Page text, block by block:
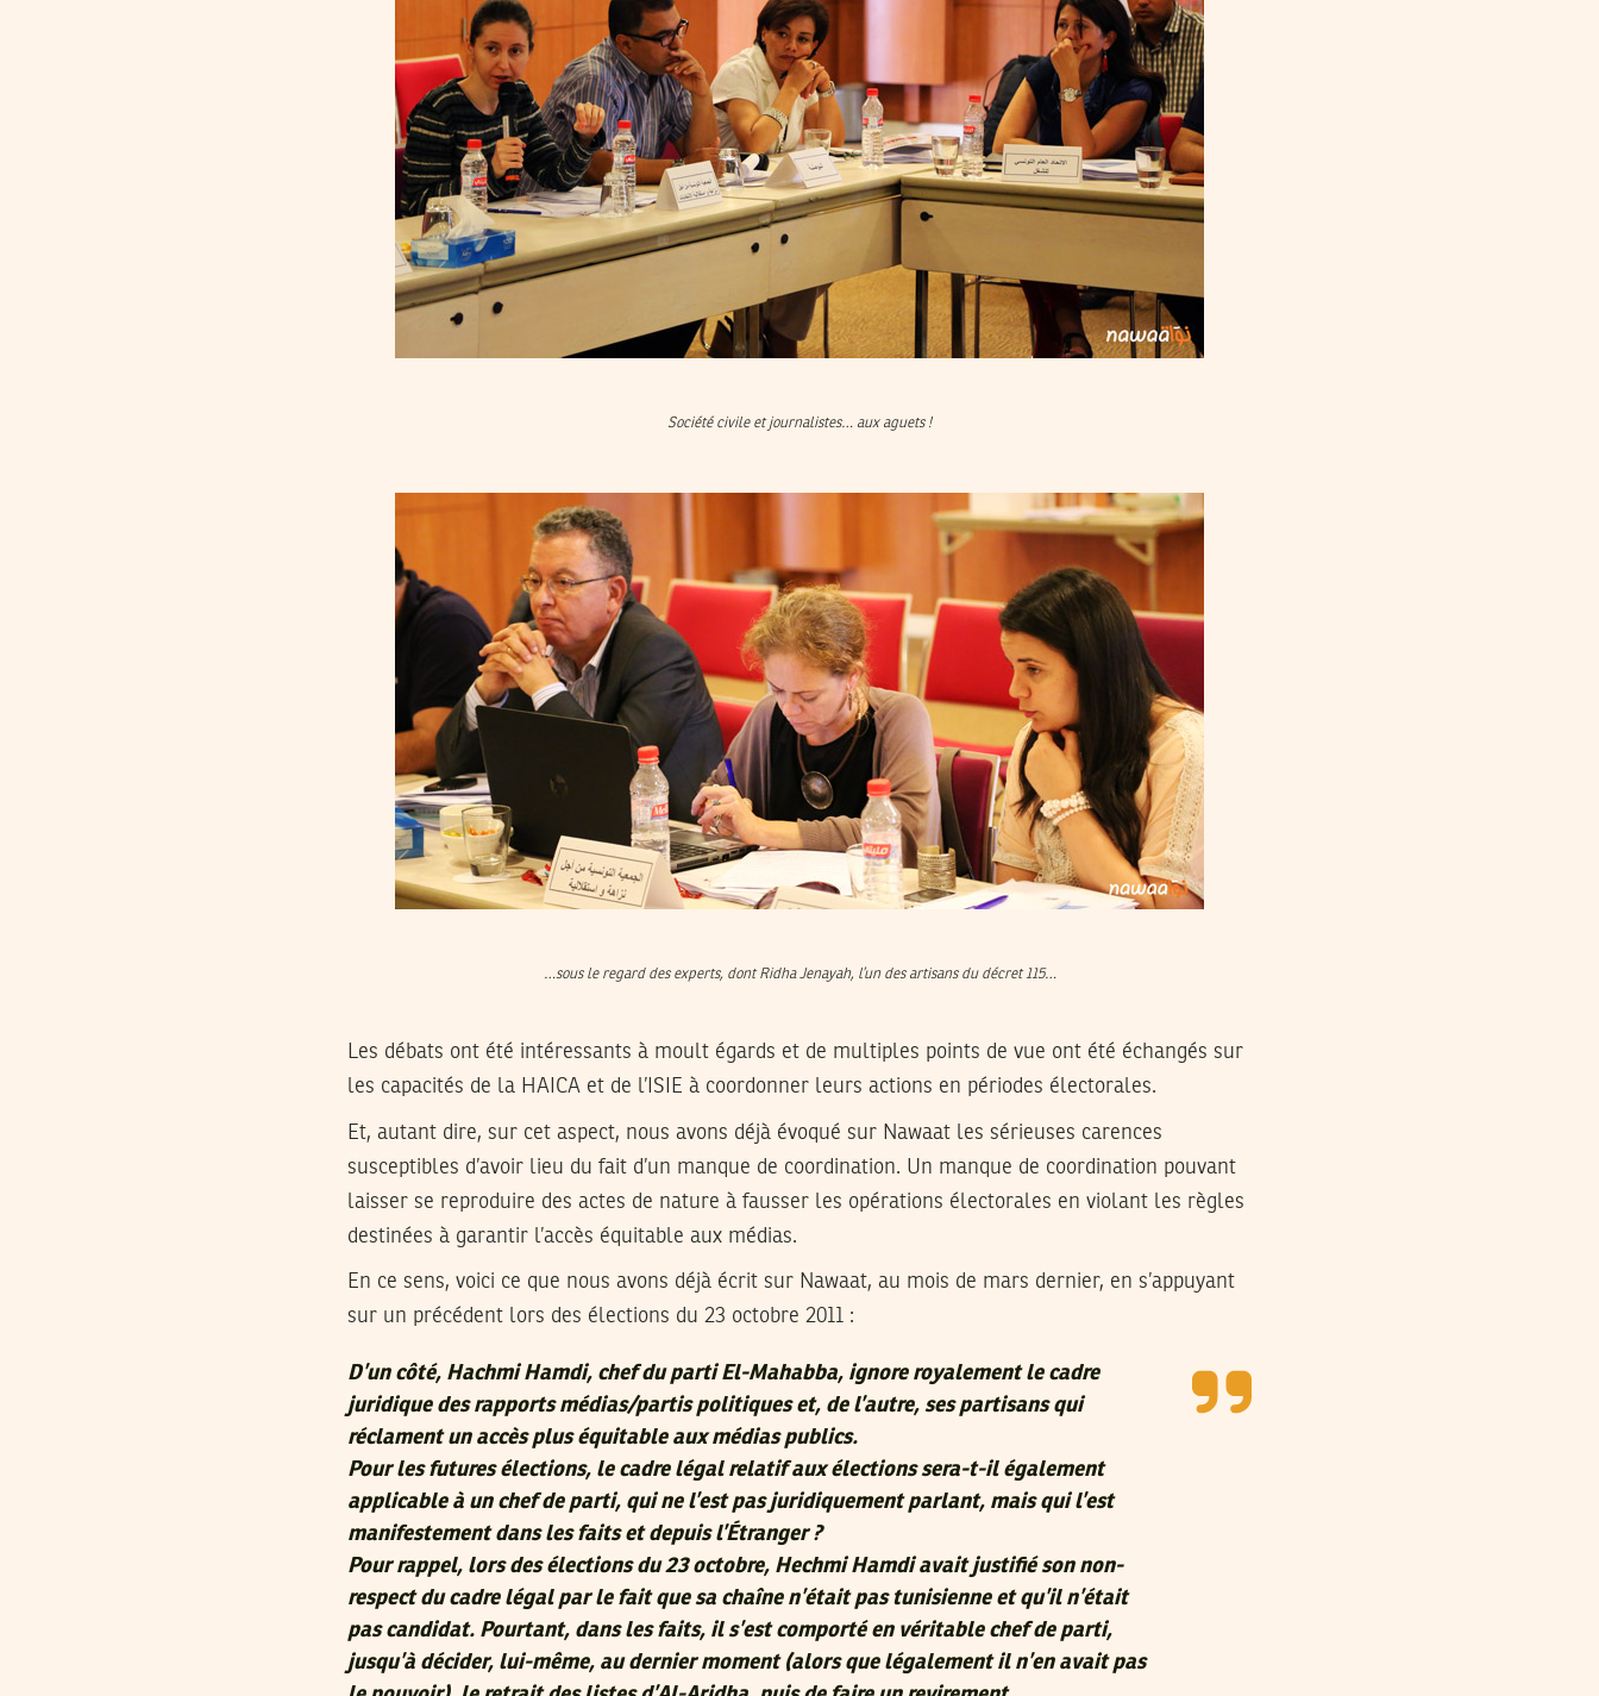
Société civile et journalistes… aux aguets !
…sous le regard des experts, dont Ridha Jenayah, l’un des artisans du décret 115…
Les débats ont été intéressants à moult égards et de multiples points de vue ont été échangés sur
les capacités de la HAICA et de l’ISIE à coordonner leurs actions en périodes électorales.
Et, autant dire, sur cet aspect, nous avons déjà évoqué sur Nawaat les sérieuses carences
susceptibles d’avoir lieu du fait d’un manque de coordination. Un manque de coordination pouvant
laisser se reproduire des actes de nature à fausser les opérations électorales en violant les règles
destinées à garantir l’accès équitable aux médias.
En ce sens, voici ce que nous avons déjà écrit sur Nawaat, au mois de mars dernier, en s’appuyant
sur un précédent lors des élections du 23 octobre 2011 :
D’un côté, Hachmi Hamdi, chef du parti El-Mahabba, ignore royalement le cadre
juridique des rapports médias/partis politiques et, de l’autre, ses partisans qui
réclament un accès plus équitable aux médias publics.
Pour les futures élections, le cadre légal relatif aux élections sera-t-il également
applicable à un chef de parti, qui ne l’est pas juridiquement parlant, mais qui l’est
manifestement dans les faits et depuis l’Étranger ?
Pour rappel, lors des élections du 23 octobre, Hechmi Hamdi avait justifié son non-
respect du cadre légal par le fait que sa chaîne n’était pas tunisienne et qu’il n’était
pas candidat. Pourtant, dans les faits, il s’est comporté en véritable chef de parti,
jusqu’à décider, lui-même, au dernier moment (alors que légalement il n’en avait pas